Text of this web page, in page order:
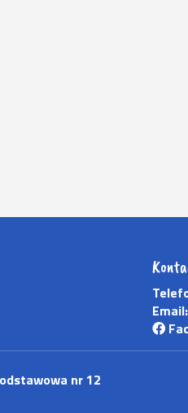
Email:
nr 12